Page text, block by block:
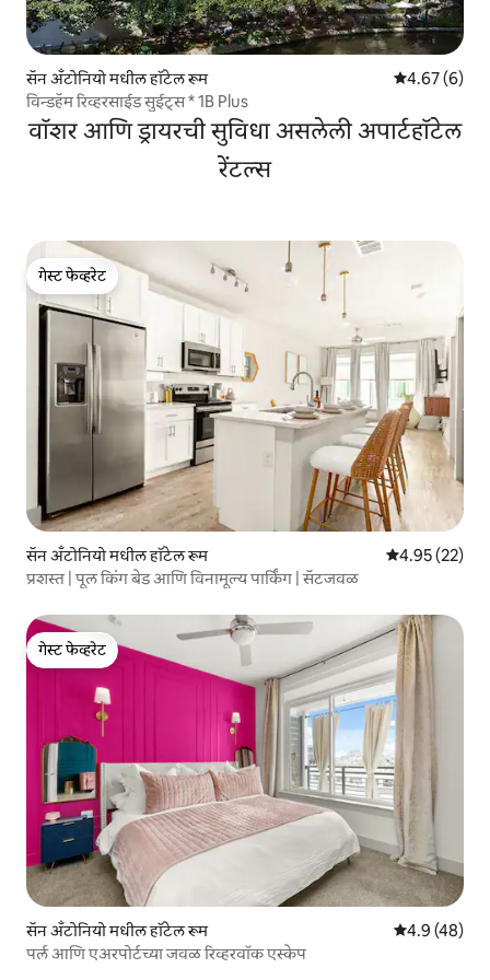
सॅन अँटोनियो मधील हॉटेल रूम 5 पैकी 4.67
4.67 (6)
विन्डहॅम रिव्हरसाईड सुईट्स * 1B Plus
वॉशर आणि ड्रायरची सुविधा असलेली अपार्टहॉटेल
रेंटल्स
गेस्ट फेव्हरेट
गेस्ट फेव्हरेट
सॅन अँटोनियो मधील हॉटेल रूम 5 पैकी 4.95
4.95 (22)
प्रशस्त | पूल किंग बेड आणि विनामूल्य पार्किंग | सॅटजवळ
गेस्ट फेव्हरेट
गेस्ट फेव्हरेट
सॅन अँटोनियो मधील हॉटेल रूम 5 पैकी 4.9
4.9 (48)
पर्ल आणि एअरपोर्टच्या जवळ रिव्हरवॉक एस्केप